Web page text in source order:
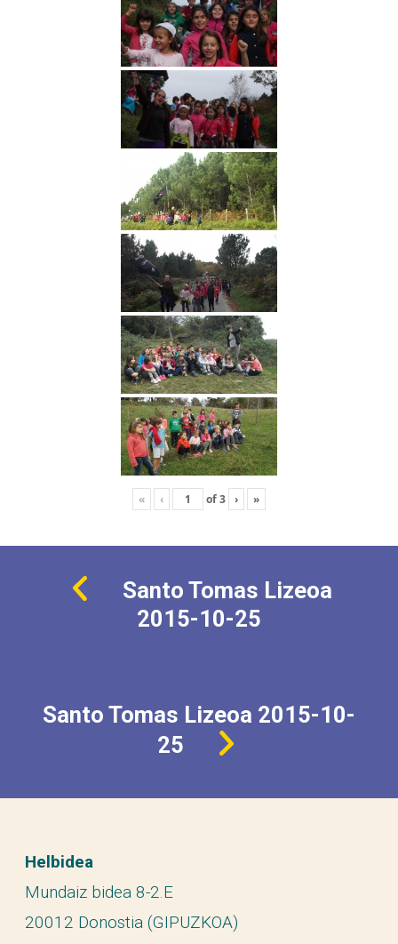
« ‹ of3 › »
Santo Tomas Lizeoa
2015-10-25
Santo Tomas Lizeoa 2015-10-
25
Helbidea
Mundaiz bidea 8-2.E
20012 Donostia (GIPUZKOA)